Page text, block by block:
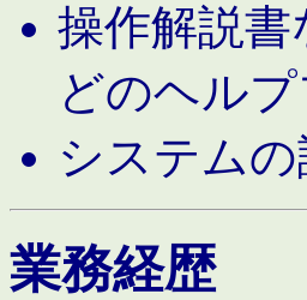
操作解説書
どのヘルプ
システム
業務経歴